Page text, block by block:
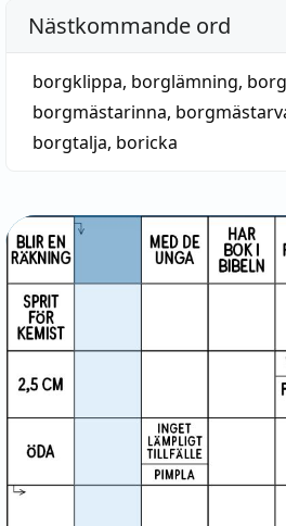
Nästkommande ord
borgklippa, borglämning,
borgmästarinna,
borgtalja, boricka